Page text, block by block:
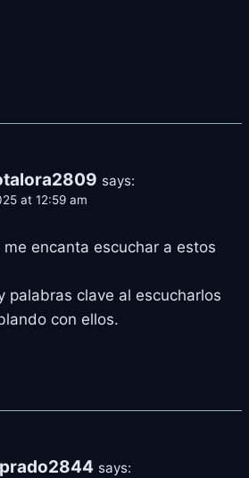
says:
at 12:59 am
encanta escuchar a estos
palabras clave al escucharlos
con ellos.
says: